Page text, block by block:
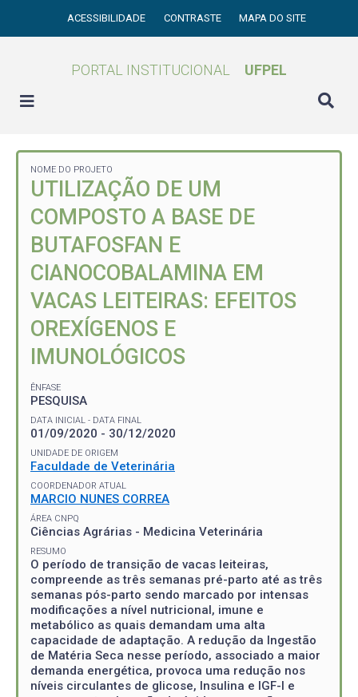
ACESSIBILIDADE CONTRASTE MAPA DO SITE
PORTAL INSTITUCIONAL UFPEL
NOME DO PROJETO
UTILIZAÇÃO DE UM
COMPOSTO A BASE DE
BUTAFOSFAN E
CIANOCOBALAMINA EM
VACAS LEITEIRAS: EFEITOS
OREXÍGENOS E
IMUNOLÓGICOS
ÊNFASE
PESQUISA
DATA INICIAL - DATA FINAL
01/09/2020 - 30/12/2020
UNIDADE DE ORIGEM
Faculdade de Veterinária
COORDENADOR ATUAL
MARCIO NUNES CORREA
ÁREA CNPQ
Ciências Agrárias - Medicina Veterinária
RESUMO
O período de transição de vacas leiteiras,
compreende as três semanas pré-parto até as três
semanas pós-parto sendo marcado por intensas
modificações a nível nutricional, imune e
metabólico as quais demandam uma alta
capacidade de adaptação. A redução da Ingestão
de Matéria Seca nesse período, associado a maior
demanda energética, provoca uma redução nos
níveis circulantes de glicose, Insulina e IGF-I e